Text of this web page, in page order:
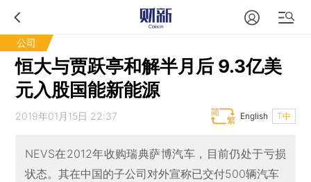
公司
恒大与贾跃亭和解半月后 9.3亿美
元入股国能新能源
2019年01月15日 22:37 T中
English
NEVS在2012年收购瑞典萨博汽车，目前仍处于亏损
状态。其在中国的子公司对外宣称已交付500辆汽车